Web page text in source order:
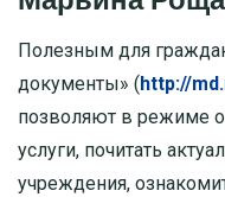
Полезным для
документы» ( http://
позволяют в режиме
услуги, почитать
учреждения,